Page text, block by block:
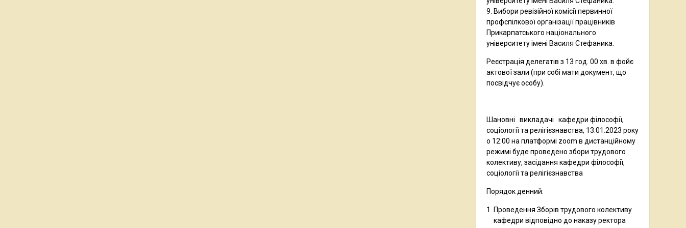
9. Вибори ревізійної комісії первинної
профспілкової організації працівників
Прикарпатського національного
університету імені Василя Стефаника.
Реєстрація делегатів з 13 год. 00 хв. в фойє
актової зали (при собі мати документ, що
посвідчує особу).
Шановні викладачі кафедри філософії,
соціології та релігієзнавства, 13.01.2023 року
о 12:00 на платформі zoom в дистанційному
режимі буде проведено збори трудового
колективу, засідання кафедри філософії,
соціології та релігієзнавства
Порядок денний:
Проведення Зборів трудового колективу
кафедри відповідно до наказу ректора